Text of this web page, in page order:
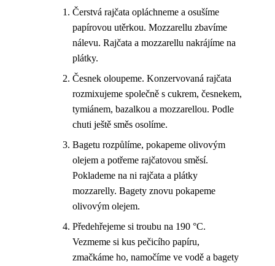
Čerstvá rajčata opláchneme a osušíme
papírovou utěrkou. Mozzarellu zbavíme
nálevu. Rajčata a mozzarellu nakrájíme na
plátky.
Česnek oloupeme. Konzervovaná rajčata
rozmixujeme společně s cukrem, česnekem,
tymiánem, bazalkou a mozzarellou. Podle
chuti ještě směs osolíme.
Bagetu rozpůlíme, pokapeme olivovým
olejem a potřeme rajčatovou směsí.
Poklademe na ni rajčata a plátky
mozzarelly. Bagety znovu pokapeme
olivovým olejem.
Předehřejeme si troubu na 190 °C.
Vezmeme si kus pečicího papíru,
zmačkáme ho, namočíme ve vodě a bagety